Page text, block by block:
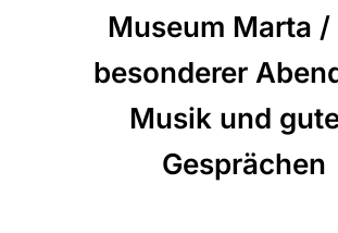
Museum Marta /
besonderer
Musik und
Gesprächen